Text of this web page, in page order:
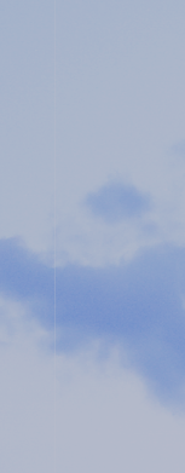
SCHOOL LIFE
ACHIEVEMENTS
INFORMATION